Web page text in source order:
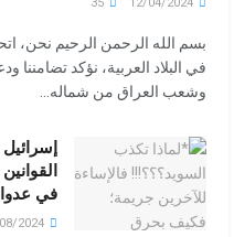
بسم الله الرحمن الرحيم نحن،
في البلاد العربية، نؤكد تضامننا
وشعب العراق من شماله...
في